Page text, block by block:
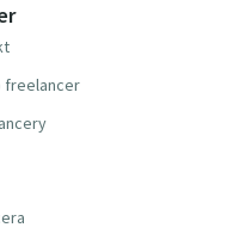
freelancer